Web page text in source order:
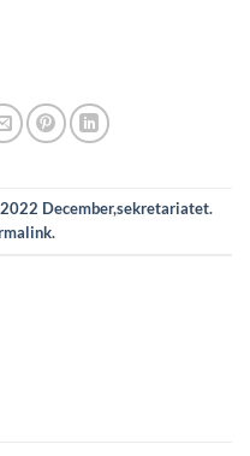
2022 December,sekretariatet.
.